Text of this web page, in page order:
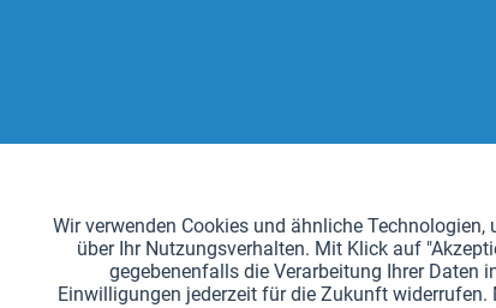
Tracking
Wir verwenden Cookies und ähnliche
über Ihr Nutzungsverhalten. Mit Klick auf
gegebenenfalls die Verarbeitung Ihrer Daten
Einwilligungen jederzeit für die Zukunft